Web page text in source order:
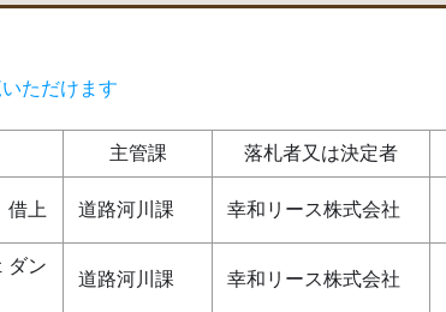
ただけます
主管課 落札者又は決定者
借上 道路河川課 幸和リース株式会社
ダン
道路河川課 幸和リース株式会社